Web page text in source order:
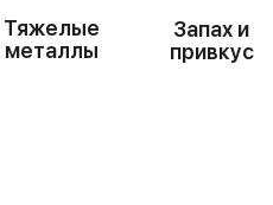
Запах и
привкус
Тяжелые
металлы